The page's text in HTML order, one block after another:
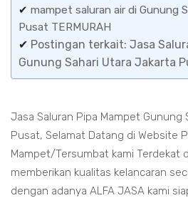
✔ mampet saluran air di Gunung
Pusat TERMURAH
✔ Postingan terkait: Jasa
Gunung Sahari Utara Jakarta
Jasa Saluran Pipa Mampet Gunung
Pusat, Selamat Datang di Website
Mampet/Tersumbat kami Terdekat
memberikan kualitas kelancaran
dengan adanya ALFA JASA kami